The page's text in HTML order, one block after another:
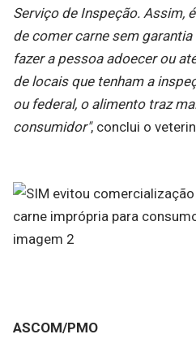
Serviço de Inspeção. Assim,
de comer carne sem
fazer a pessoa adoecer ou
de locais que tenham a
ou federal, o alimento traz
consumidor", conclui o
ASCOM/PMO